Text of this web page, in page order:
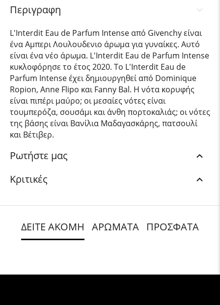
Περιγραφη
L'Interdit Eau de Parfum Intense από Givenchy είναι
ένα Αμπερι Λουλουδενιο άρωμα για γυναίκες. Αυτό
είναι ένα νέο άρωμα. L'Interdit Eau de Parfum Intense
κυκλοφόρησε το έτος 2020. Το L'Interdit Eau de
Parfum Intense έχει δημιουργηθεί από Dominique
Ropion, Anne Flipo και Fanny Bal. Η νότα κορυφής
είναι πιπέρι μαύρο; οι μεσαίες νότες είναι
τουμπερόζα, σουσάμι και άνθη πορτοκαλιάς; οι νότες
της βάσης είναι Βανίλια Μαδαγασκάρης, πατσουλί
και Βέτιβερ.
Ρωτήστε μας
Κριτικές
ΔΕΙΤΕ ΑΚΟΜΗ ΑΡΩΜΑΤΑ ΠΡΟΣΦΑΤΑ